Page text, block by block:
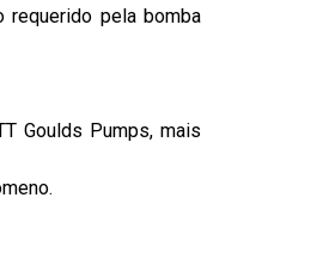
pela bomba
Goulds Pumps, mais